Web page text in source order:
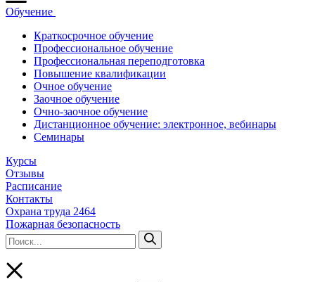
Обучение
Краткосрочное обучение
Профессиональное обучение
Профессиональная переподготовка
Повышение квалификации
Очное обучение
Заочное обучение
Очно-заочное обучение
Дистанционное обучение: электронное, вебинары
Семинары
Курсы
Отзывы
Расписание
Контакты
Охрана труда 2464
Пожарная безопасность